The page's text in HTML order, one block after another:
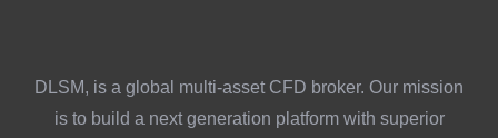
DLSM, is a global multi-asset CFD broker. Our mission
is to build a next generation platform with superior